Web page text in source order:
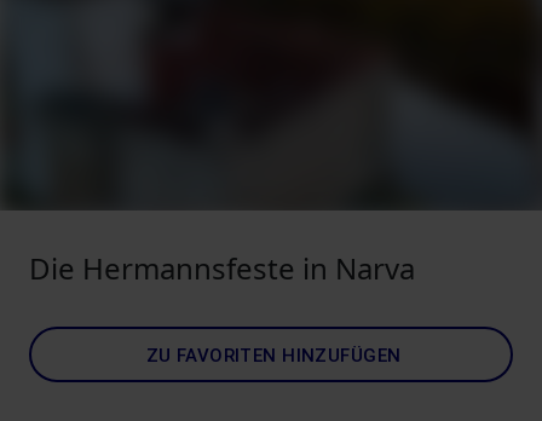
Die Hermannsfeste in Narva
ZU FAVORITEN HINZUFÜGEN